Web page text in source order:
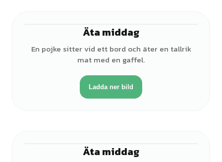
Äta middag
En pojke sitter vid ett bord och äter en tallrik
mat med en gaffel.
Ladda ner bild
Äta middag